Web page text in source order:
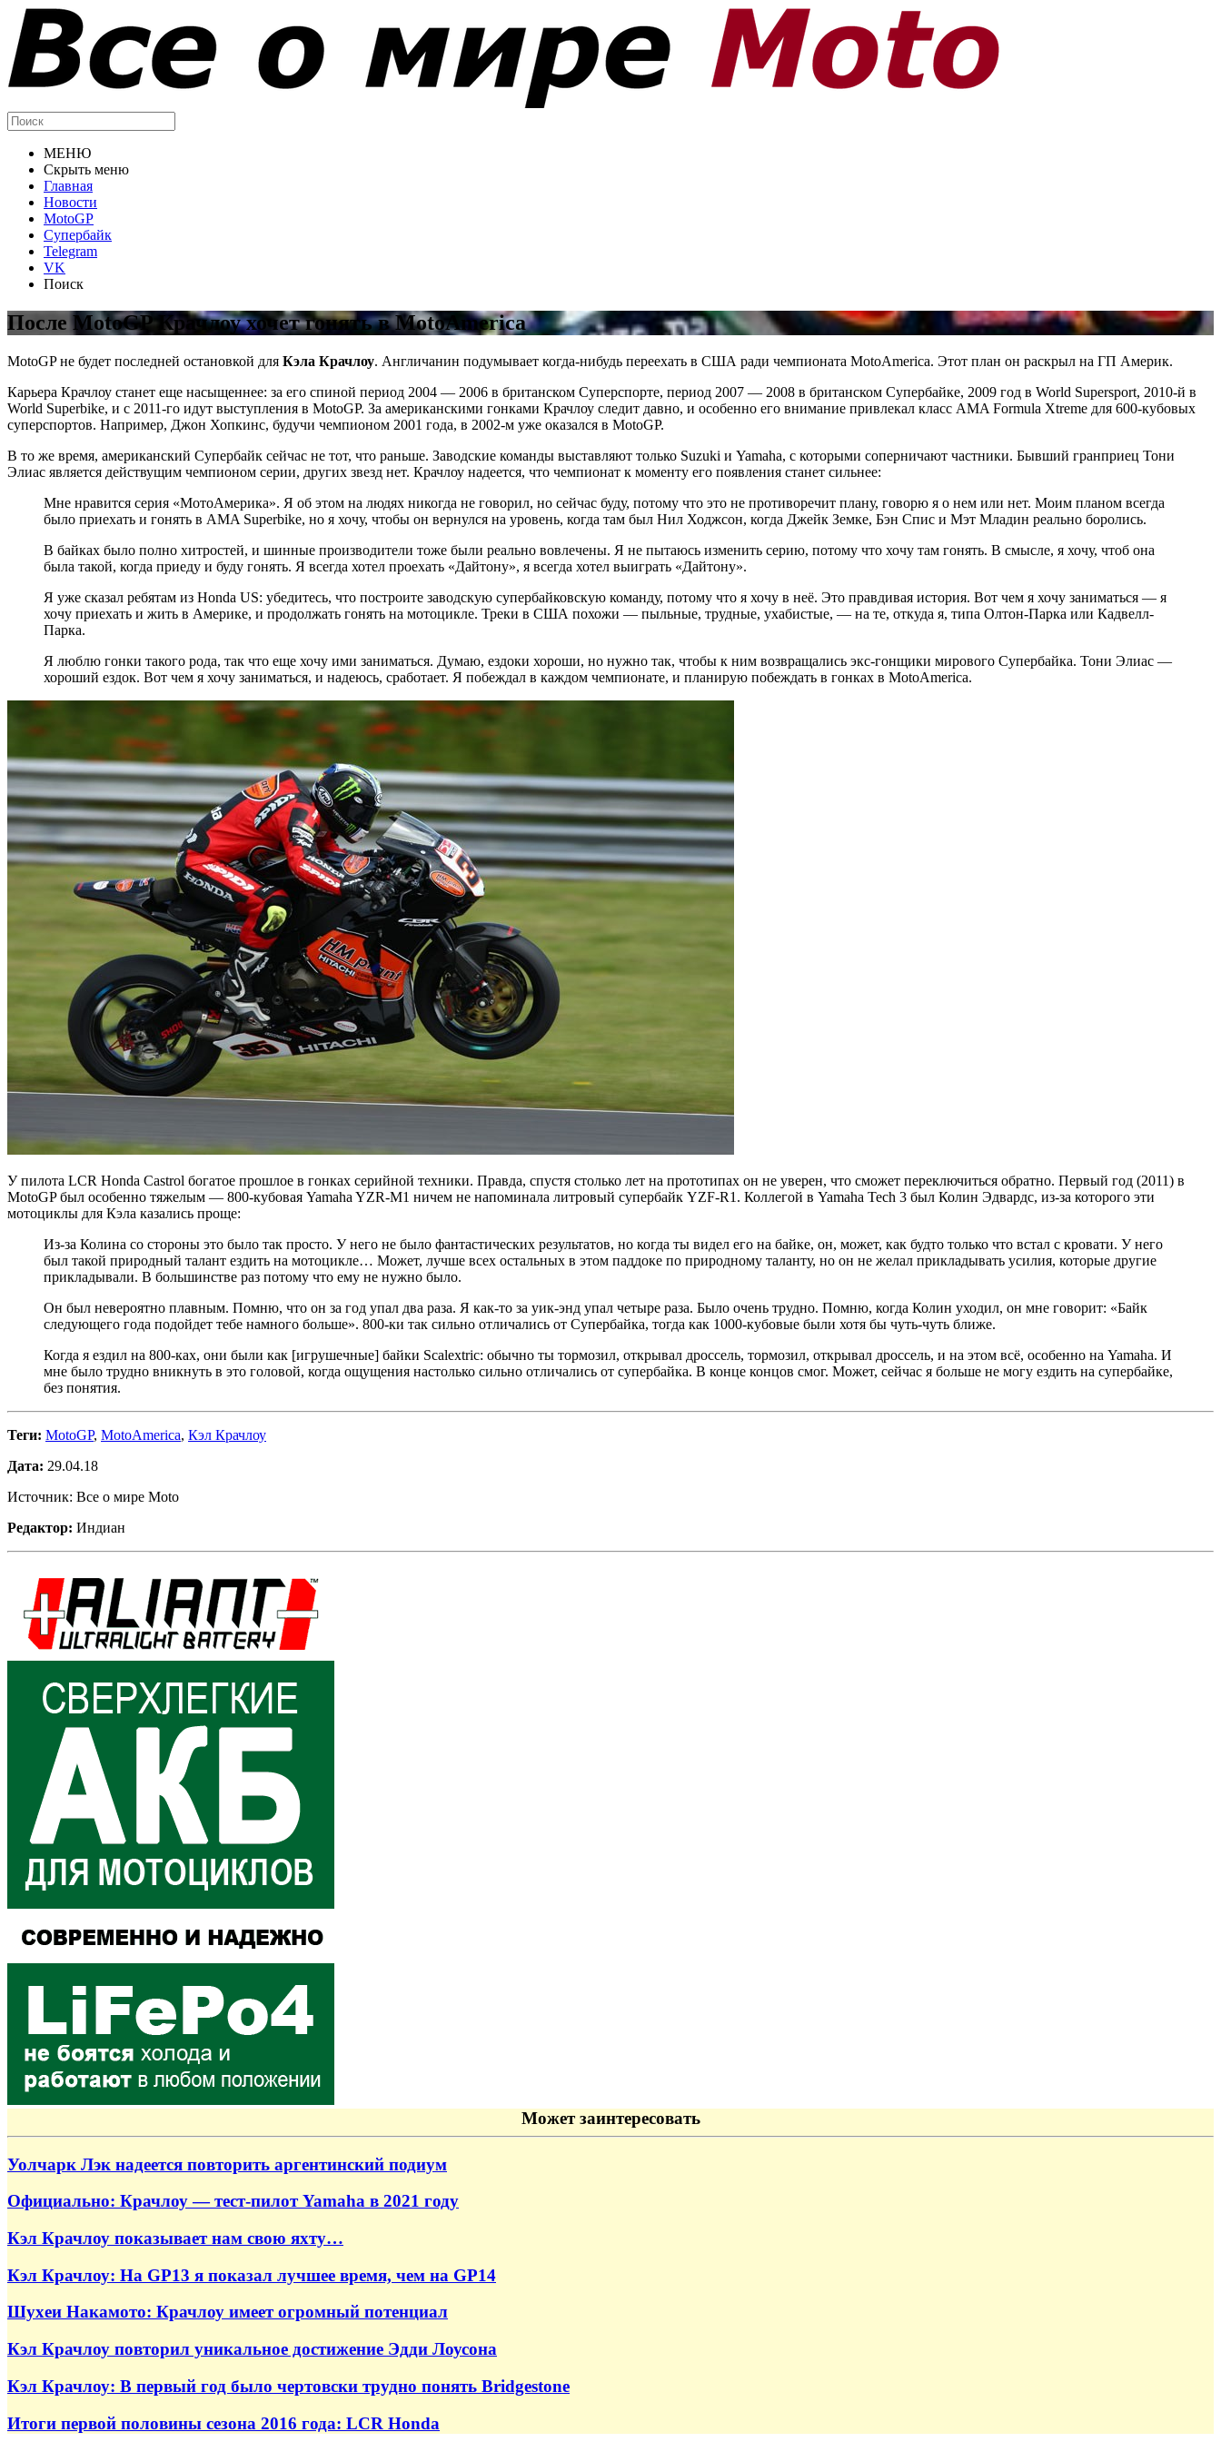
МЕНЮ
Скрыть меню
Главная
Новости
MotoGP
Супербайк
Telegram
VK
Поиск
После MotoGP Крачлоу хочет гонять в MotoAmerica
MotoGP не будет последней остановкой для Кэла Крачлоу. Англичанин подумывает когда-нибудь переехать в США ради чемпионата MotoAmerica. Этот план он раскрыл на ГП Америк.
Карьера Крачлоу станет еще насыщеннее: за его спиной период 2004 — 2006 в британском Суперспорте, период 2007 — 2008 в британском Супербайке, 2009 год в World Supersport, 2010-й в
World Superbike, и с 2011-го идут выступления в MotoGP. За американскими гонками Крачлоу следит давно, и особенно его внимание привлекал класс AMA Formula Xtreme для 600-кубовых
суперспортов. Например, Джон Хопкинс, будучи чемпионом 2001 года, в 2002-м уже оказался в MotoGP.
В то же время, американский Супербайк сейчас не тот, что раньше. Заводские команды выставляют только Suzuki и Yamaha, с которыми соперничают частники. Бывший гранприец Тони
Элиас является действущим чемпионом серии, других звезд нет. Крачлоу надеется, что чемпионат к моменту его появления станет сильнее:
Мне нравится серия «МотоАмерика». Я об этом на людях никогда не говорил, но сейчас буду, потому что это не противоречит плану, говорю я о нем или нет. Моим планом всегда
было приехать и гонять в AMA Superbike, но я хочу, чтобы он вернулся на уровень, когда там был Нил Ходжсон, когда Джейк Земке, Бэн Спис и Мэт Младин реально боролись.
В байках было полно хитростей, и шинные производители тоже были реально вовлечены. Я не пытаюсь изменить серию, потому что хочу там гонять. В смысле, я хочу, чтоб она
была такой, когда приеду и буду гонять. Я всегда хотел проехать «Дайтону», я всегда хотел выиграть «Дайтону».
Я уже сказал ребятам из Honda US: убедитесь, что построите заводскую супербайковскую команду, потому что я хочу в неё. Это правдивая история. Вот чем я хочу заниматься — я
хочу приехать и жить в Америке, и продолжать гонять на мотоцикле. Треки в США похожи — пыльные, трудные, ухабистые, — на те, откуда я, типа Олтон-Парка или Кадвелл-
Парка.
Я люблю гонки такого рода, так что еще хочу ими заниматься. Думаю, ездоки хороши, но нужно так, чтобы к ним возвращались экс-гонщики мирового Супербайка. Тони Элиас —
хороший ездок. Вот чем я хочу заниматься, и надеюсь, сработает. Я побеждал в каждом чемпионате, и планирую побеждать в гонках в MotoAmerica.
У пилота LCR Honda Castrol богатое прошлое в гонках серийной техники. Правда, спустя столько лет на прототипах он не уверен, что сможет переключиться обратно. Первый год (2011) в
MotoGP был особенно тяжелым — 800-кубовая Yamaha YZR-M1 ничем не напоминала литровый супербайк YZF-R1. Коллегой в Yamaha Tech 3 был Колин Эдвардс, из-за которого эти
мотоциклы для Кэла казались проще:
Из-за Колина со стороны это было так просто. У него не было фантастических результатов, но когда ты видел его на байке, он, может, как будто только что встал с кровати. У него
был такой природный талант ездить на мотоцикле… Может, лучше всех остальных в этом паддоке по природному таланту, но он не желал прикладывать усилия, которые другие
прикладывали. В большинстве раз потому что ему не нужно было.
Он был невероятно плавным. Помню, что он за год упал два раза. Я как-то за уик-энд упал четыре раза. Было очень трудно. Помню, когда Колин уходил, он мне говорит: «Байк
следующего года подойдет тебе намного больше». 800-ки так сильно отличались от Супербайка, тогда как 1000-кубовые были хотя бы чуть-чуть ближе.
Когда я ездил на 800-ках, они были как [игрушечные] байки Scalextric: обычно ты тормозил, открывал дроссель, тормозил, открывал дроссель, и на этом всё, особенно на Yamaha. И
мне было трудно вникнуть в это головой, когда ощущения настолько сильно отличались от супербайка. В конце концов смог. Может, сейчас я больше не могу ездить на супербайке,
без понятия.
Теги: MotoGP, MotoAmerica, Кэл Крачлоу
Дата: 29.04.18
Источник: Все о мире Moto
Редактор: Индиан
Может заинтересовать
Уолчарк Лэк надеется повторить аргентинский подиум
Официально: Крачлоу — тест-пилот Yamaha в 2021 году
Кэл Крачлоу показывает нам свою яхту…
Кэл Крачлоу: На GP13 я показал лучшее время, чем на GP14
Шухеи Накамото: Крачлоу имеет огромный потенциал
Кэл Крачлоу повторил уникальное достижение Эдди Лоусона
Кэл Крачлоу: В первый год было чертовски трудно понять Bridgestone
Итоги первой половины сезона 2016 года: LCR Honda